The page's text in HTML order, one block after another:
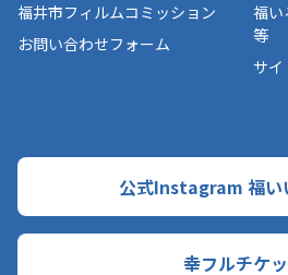
福井市フィルムコミッション
お問い合わせフォーム
福い
等
サ
公式Instagram 福い
幸フルチケ